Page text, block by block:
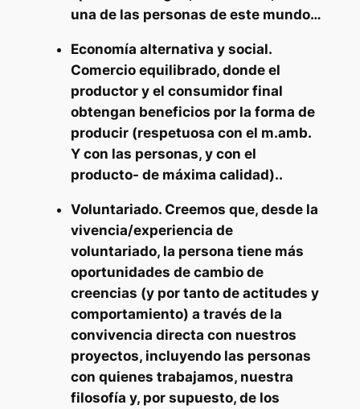
una de las personas de este mundo…
Economía alternativa y social.
Comercio equilibrado, donde el
productor y el consumidor final
obtengan beneficios por la forma de
producir (respetuosa con el m.amb.
Y con las personas, y con el
producto- de máxima calidad)..
Voluntariado. Creemos que, desde la
vivencia/experiencia de
voluntariado, la persona tiene más
oportunidades de cambio de
creencias (y por tanto de actitudes y
comportamiento) a través de la
convivencia directa con nuestros
proyectos, incluyendo las personas
con quienes trabajamos, nuestra
filosofía y, por supuesto, de los